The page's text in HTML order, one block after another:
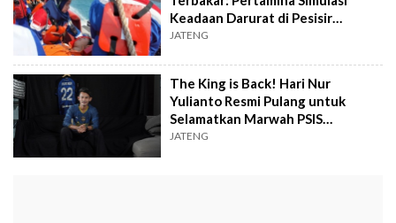
Keadaan Darurat di Pesisir
Semarang
JATENG
The King is Back! Hari Nur
Yulianto Resmi Pulang untuk
Selamatkan Marwah PSIS
Semarang
JATENG